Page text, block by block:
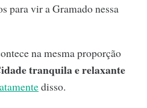
para vir a Gramado nessa
na mesma proporção
tranquila e relaxante
disso.